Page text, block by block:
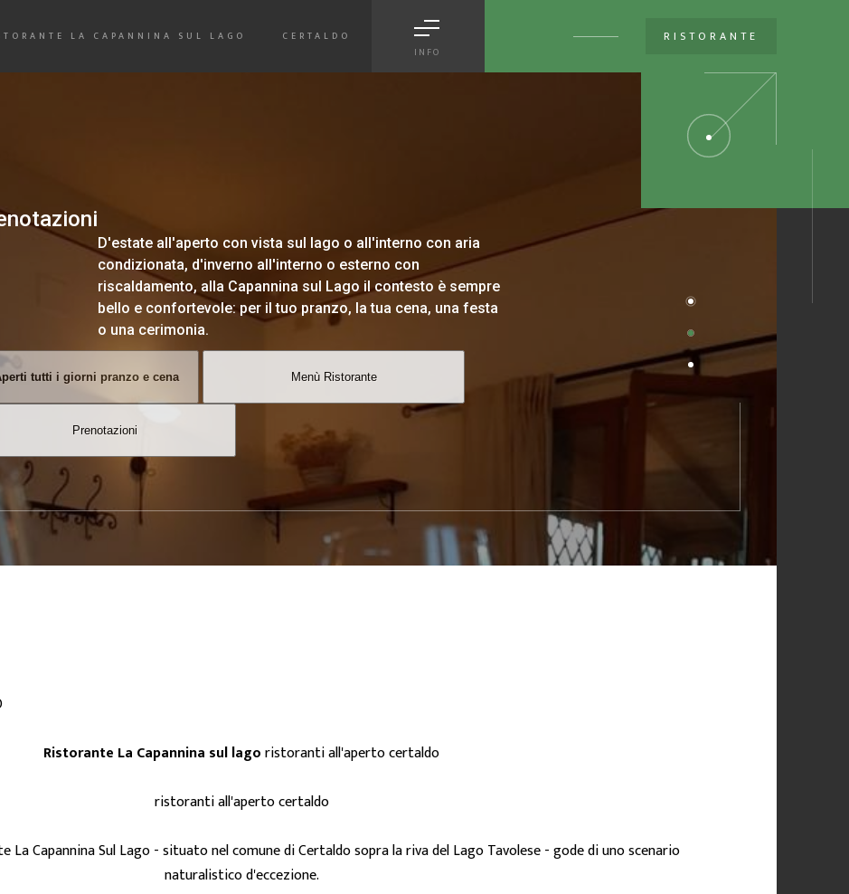
INFO
LA CAPANNINA SUL LAGO CERTALDO RISTORANTE
D'estate all'aperto con vista sul lago o all'interno con aria
condizionata, d'inverno all'interno o esterno con
riscaldamento, alla Capannina sul Lago il contesto è sempre
bello e confortevole: per il tuo pranzo, la tua cena, una festa
o una cerimonia.
tutti i giorni pranzo e cena Menù Ristorante
Prenotazioni
Ristorante La Capannina sul lagoristoranti all'aperto certaldo
ristoranti all'aperto certaldo
La Capannina Sul Lago - situato nel comune di Certaldo sopra la riva del Lago Tavolese - gode di uno scenario
naturalistico d'eccezione.